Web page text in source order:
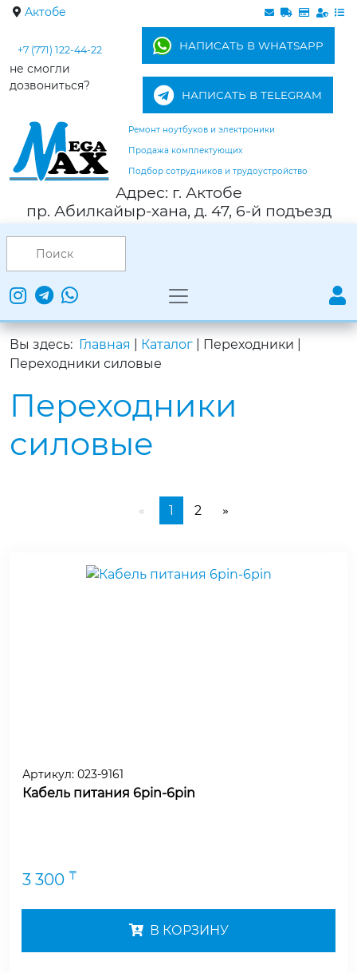
Актобе
+7 (771) 122-44-22
не смогли
дозвониться?
НАПИСАТЬ В WHATSAPP
НАПИСАТЬ В TELEGRAM
Ремонт ноутбуков и электроники
Продажа комплектующих
Подбор сотрудников и трудоустройство
Адрес: г. Актобе
пр. Абилкайыр-хана, д. 47, 6-й подъезд
Вы здесь: Главная Каталог Переходники
Переходники силовые
Переходники
силовые
« 1 2 »
Артикул: 023-9161
Кабель питания 6pin-6pin
3 300 ₸
В КОРЗИНУ